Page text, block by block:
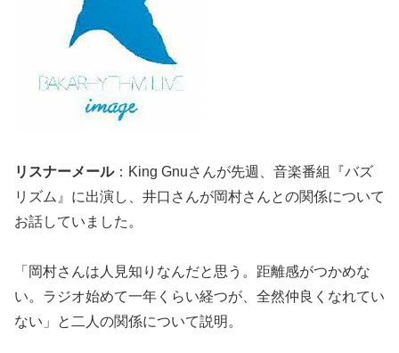
リスナーメール：King Gnuさんが先週、音楽番組『バズ
リズム』に出演し、井口さんが岡村さんとの関係について
お話していました。
「岡村さんは人見知りなんだと思う。距離感がつかめな
い。ラジオ始めて一年くらい経つが、全然仲良くなれてい
ない」と二人の関係について説明。